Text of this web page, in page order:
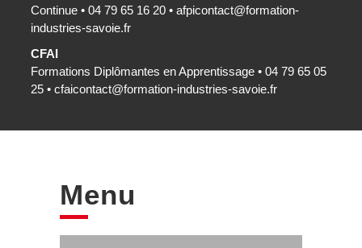
Continue • 04 79 65 16 20 • afpicontact@formation-
industries-savoie.fr
CFAI
Formations Diplômantes en Apprentissage • 04 79 65 05
25 • cfaicontact@formation-industries-savoie.fr
Menu